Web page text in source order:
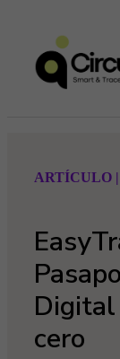
ARTÍCULO
Digital
cero